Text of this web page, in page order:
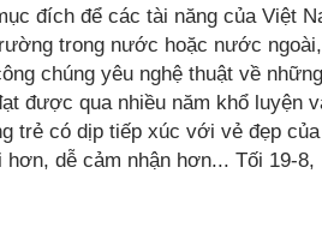
đích để các tài năng của Việt
trong nước hoặc nước
chúng yêu nghệ thuật về
được qua nhiều năm khổ luyện
trẻ có dịp tiếp xúc với vẻ đẹp
hơn, dễ cảm nhận hơn... Tối 19-